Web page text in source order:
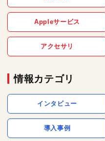
Appleサービス
アクセサリ
情報カテゴリ
インタビュー
導入事例